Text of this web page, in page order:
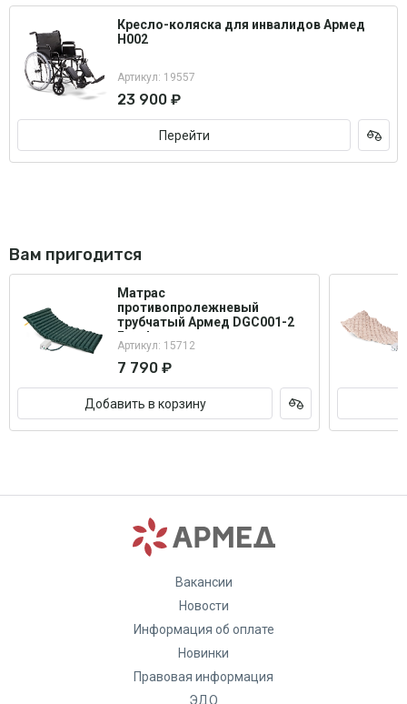
Кресло-коляска для инвалидов Армед
H002
Артикул: 19557
23 900 ₽
Перейти
Вам пригодится
Матрас
противопролежневый
трубчатый Армед DGC001-2
Без функции статик
Артикул: 15712
7 790 ₽
Добавить в корзину
Вакансии
Новости
Информация об оплате
Новинки
Правовая информация
ЭДО